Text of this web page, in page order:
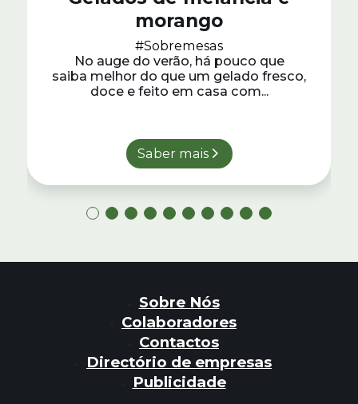
morango
#Sobremesas
No auge do verão, há pouco que
saiba melhor do que um gelado fresco,
doce e feito em casa com...
Saber mais
Sobre Nós
Colaboradores
Contactos
Directório de empresas
Publicidade